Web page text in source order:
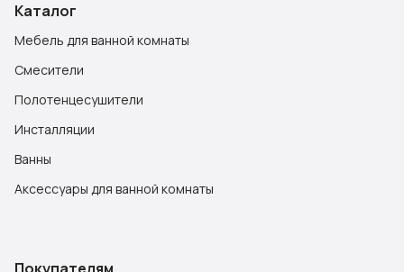
Каталог
Мебель для ванной комнаты
Смесители
Полотенцесушители
Инсталляции
Ванны
Аксессуары для ванной комнаты